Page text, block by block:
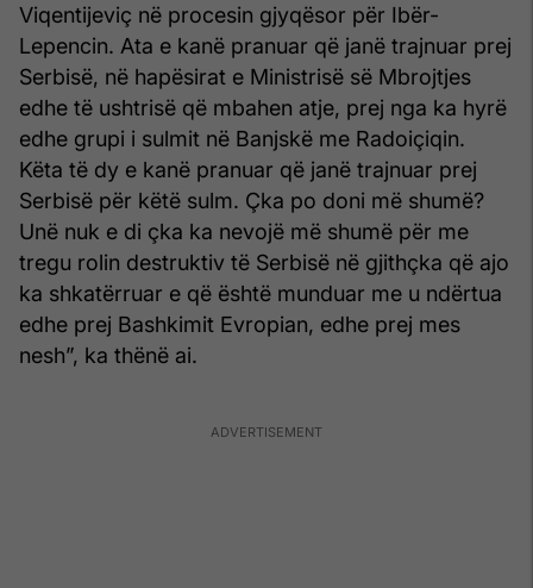
Viqentijeviç në procesin gjyqësor për Ibër-
Lepencin. Ata e kanë pranuar që janë trajnuar prej
Serbisë, në hapësirat e Ministrisë së Mbrojtjes
edhe të ushtrisë që mbahen atje, prej nga ka hyrë
edhe grupi i sulmit në Banjskë me Radoiçiqin.
Këta të dy e kanë pranuar që janë trajnuar prej
Serbisë për këtë sulm. Çka po doni më shumë?
Unë nuk e di çka ka nevojë më shumë për me
tregu rolin destruktiv të Serbisë në gjithçka që ajo
ka shkatërruar e që është munduar me u ndërtua
edhe prej Bashkimit Evropian, edhe prej mes
nesh”, ka thënë ai.